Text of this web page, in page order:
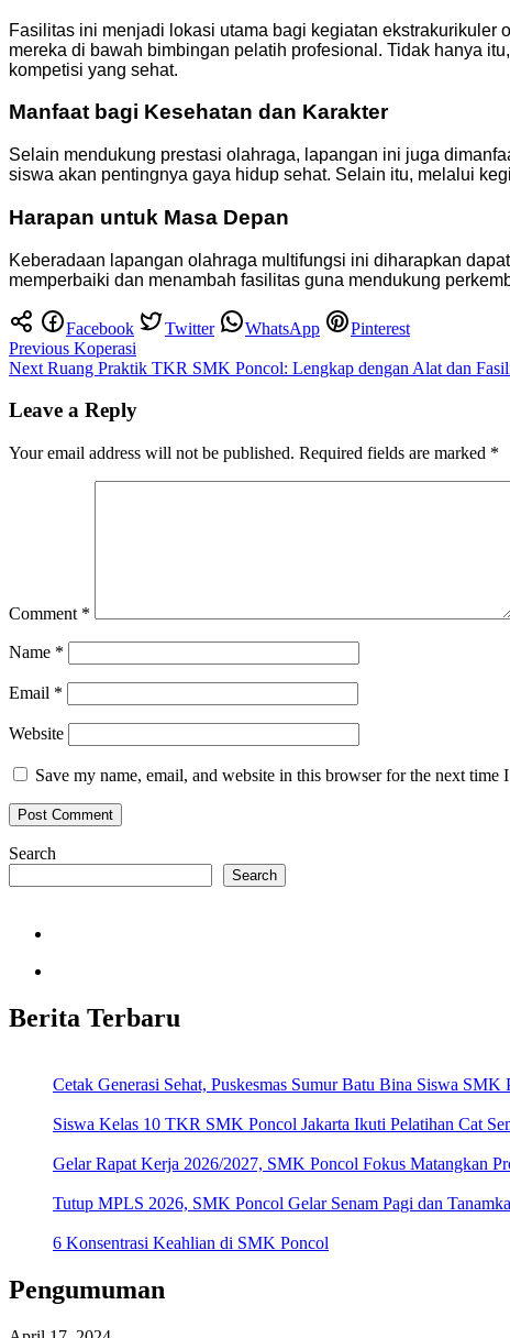
Fasilitas ini menjadi lokasi utama bagi kegiatan ekstrakurikuler
mereka di bawah bimbingan pelatih profesional. Tidak hanya
kompetisi yang sehat.
Manfaat bagi Kesehatan dan Karakter
Selain mendukung prestasi olahraga, lapangan ini juga
siswa akan pentingnya gaya hidup sehat. Selain itu, melalui
Harapan untuk Masa Depan
Keberadaan lapangan olahraga multifungsi ini diharapkan
memperbaiki dan menambah fasilitas guna mendukung
Facebook Twitter WhatsApp Pinterest
Post
navigation
Previous Koperasi
Next Ruang Praktik TKR SMK Poncol: Lengkap dengan Alat dan
Leave a Reply
Your email address will not be published. Required fields are marked *
Comment *
Name *
Email *
Website
Save my name, email, and website in this browser for the next time
Search
Search
Berita Terbaru
Cetak Generasi Sehat, Puskesmas Sumur Batu Bina Siswa SMK
Siswa Kelas 10 TKR SMK Poncol Jakarta Ikuti Pelatihan Cat
Gelar Rapat Kerja 2026/2027, SMK Poncol Fokus Matangkan
Tutup MPLS 2026, SMK Poncol Gelar Senam Pagi dan
6 Konsentrasi Keahlian di SMK Poncol
Pengumuman